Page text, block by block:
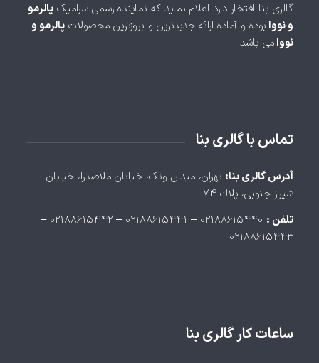
گالری بنا افتخار دارد اعلام نماید که نماینده رسمی سرامیک پالرمو
و نووابوده و آماده ارائه جدیدترین و بروزترین محصولات پالرمو و
نووامی باشد.
تماس با گالری بنا
آدرس گالری بنا: تهران، ميدان ونک، خيابان ملاصدرا، خيابان
شيراز جنوبی، پلاك ۷۴
تلفن :
۰۲۱۸۸۶۱۵۴۴۰ – ۰۲۱۸۸۶۱۵۴۴۱ – ۰۲۱۸۸۶۱۵۴۴۲ –
۰۲۱۸۸۶۱۵۴۴۳
ساعات کار گالری بنا